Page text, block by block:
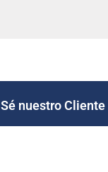
Sé nuestro Cliente